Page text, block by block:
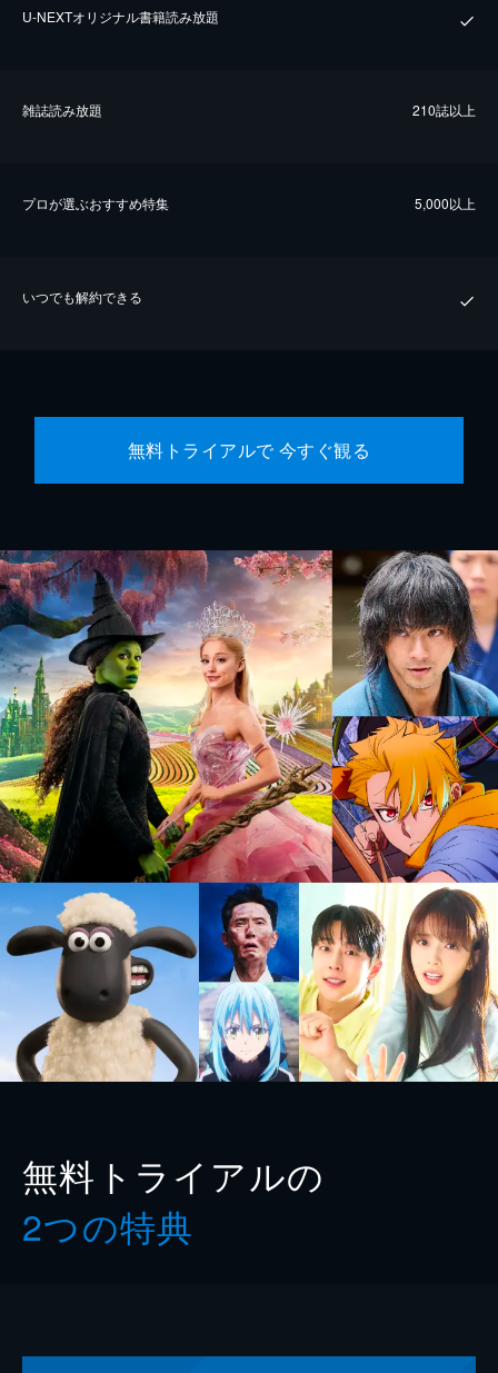
U-NEXTオリジナル書籍読み放題
雑誌読み放題 210誌以上
プロが選ぶおすすめ特集 5,000以上
いつでも解約できる
無料トライアルで 今すぐ観る
無料トライアルの
2つの特典